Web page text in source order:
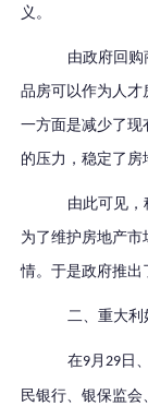
义。
由政府回
品房可以作为人才
一方面是减少了现
的压力，稳定了房
由此可见，
为了维护房地产
情。于是政府推出
二、重大利
在9月29 日、
民银行、银保监会